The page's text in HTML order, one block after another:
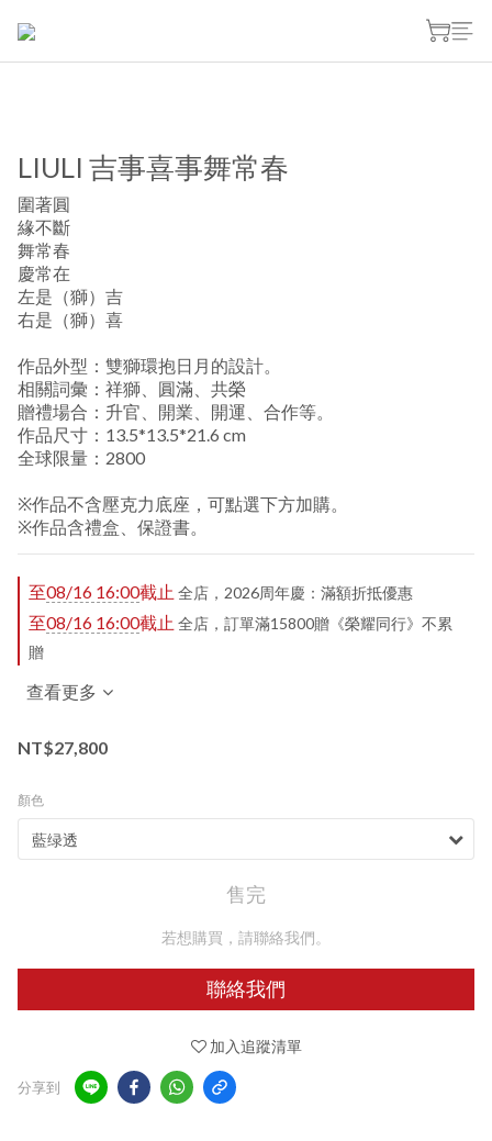
LIULI 吉事喜事舞常春
圍著圓
緣不斷
舞常春
慶常在
左是（獅）吉
右是（獅）喜
作品外型：雙獅環抱日月的設計。
相關詞彙：祥獅、圓滿、共榮
贈禮場合：升官、開業、開運、合作等。
作品尺寸：13.5*13.5*21.6 cm
全球限量：2800
※作品不含壓克力底座，可點選下方加購。
※作品含禮盒、保證書。
至08/16 16:00截止 全店，2026周年慶：滿額折抵優惠
至08/16 16:00截止 全店，訂單滿15800贈《榮耀同行》不累
贈
查看更多
NT$27,800
顏色
售完
若想購買，請聯絡我們。
聯絡我們
加入追蹤清單
分享到